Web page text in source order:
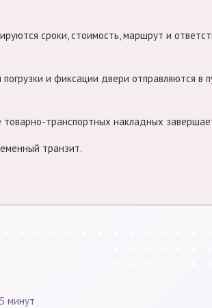
сроки, стоимость, маршрут и
и фиксации двери отправляются в
транспортных накладных
транзит.
минут